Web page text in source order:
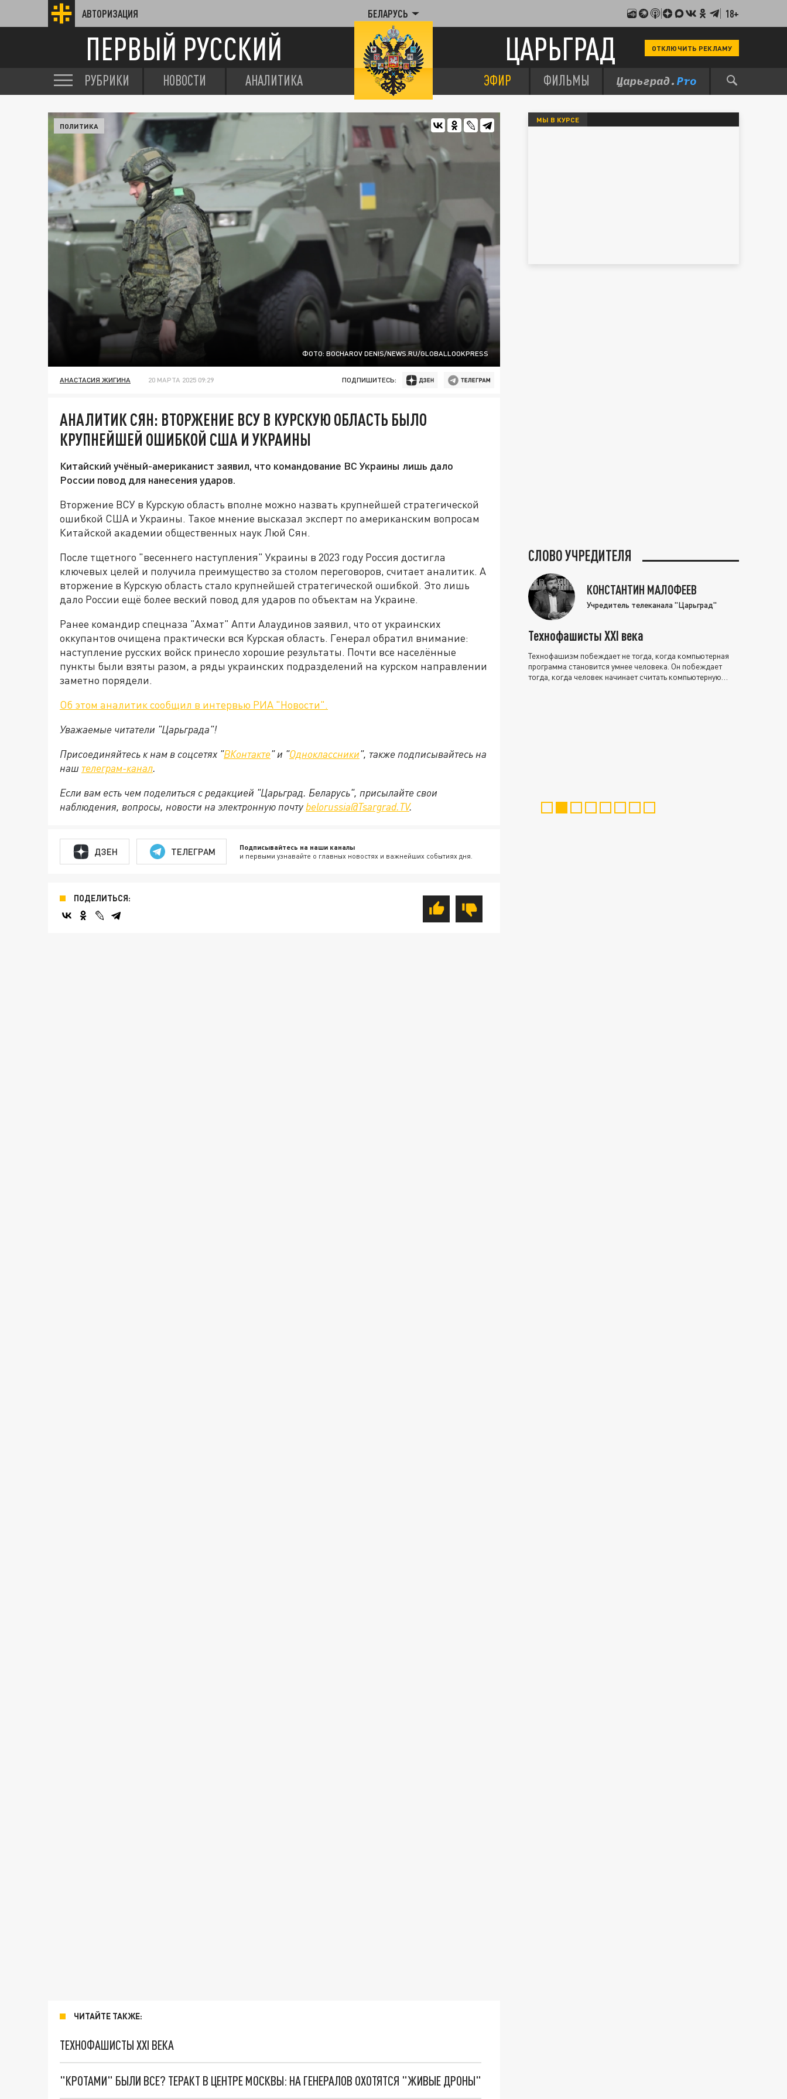
АВТОРИЗАЦИЯ БЕЛАРУСЬ 18+
ПЕРВЫЙ РУССКИЙ ЦАРЬГРАД ОТКЛЮЧИТЬ РЕКЛАМУ
РУБРИКИ НОВОСТИ АНАЛИТИКА ЭФИР ФИЛЬМЫ
ФОТО: BOCHAROV DENIS/NEWS.RU/GLOBALLOOKPRESS
ПОЛИТИКА
АНАСТАСИЯ ЖИГИНА 20 МАРТА 2025 09:29 ПОДПИШИТЕСЬ:
АНАЛИТИК СЯН: ВТОРЖЕНИЕ ВСУ В КУРСКУЮ ОБЛАСТЬ БЫЛО
КРУПНЕЙШЕЙ ОШИБКОЙ США И УКРАИНЫ
Китайский учёный-американист заявил, что командование ВС Украины лишь дало
России повод для нанесения ударов.
Вторжение ВСУ в Курскую область вполне можно назвать крупнейшей стратегической
ошибкой США и Украины. Такое мнение высказал эксперт по американским вопросам
Китайской академии общественных наук Люй Сян.
После тщетного "весеннего наступления" Украины в 2023 году Россия достигла
ключевых целей и получила преимущество за столом переговоров, считает аналитик. А
вторжение в Курскую область стало крупнейшей стратегической ошибкой. Это лишь
дало России ещё более веский повод для ударов по объектам на Украине.
Ранее командир спецназа "Ахмат" Апти Алаудинов заявил, что от украинских
оккупантов очищена практически вся Курская область. Генерал обратил внимание:
наступление русских войск принесло хорошие результаты. Почти все населённые
пункты были взяты разом, а ряды украинских подразделений на курском направлении
заметно порядели.
Об этом аналитик сообщил в интервью РИА "Новости".
Уважаемые читатели "Царьграда"!
Присоединяйтесь к нам в соцсетях "ВКонтакте" и "Одноклассники", также подписывайтесь на
наш телеграм-канал.
Если вам есть чем поделиться с редакцией "Царьград. Беларусь", присылайте свои
наблюдения, вопросы, новости на электронную почту belorussia@Tsargrad.TV.
ДЗЕН ТЕЛЕГРАМ Подписывайтесь на наши каналы
и первыми узнавайте о главных новостях и важнейших событиях дня.
ПОДЕЛИТЬСЯ:
ЧИТАЙТЕ ТАКЖЕ:
ТЕХНОФАШИСТЫ XXI ВЕКА
"КРОТАМИ" БЫЛИ ВСЕ? ТЕРАКТ В ЦЕНТРЕ МОСКВЫ: НА ГЕНЕРАЛОВ ОХОТЯТСЯ "ЖИВЫЕ ДРОНЫ"
МЫ В КУРСЕ
СЛОВО УЧРЕДИТЕЛЯ
КОНСТАНТИН МАЛОФЕЕВ
Учредитель телеканала "Царьград"
Технофашисты XXI века
Технофашизм побеждает не тогда, когда компьютерная
программа становится умнее человека. Он побеждает
тогда, когда человек начинает считать компьютерную